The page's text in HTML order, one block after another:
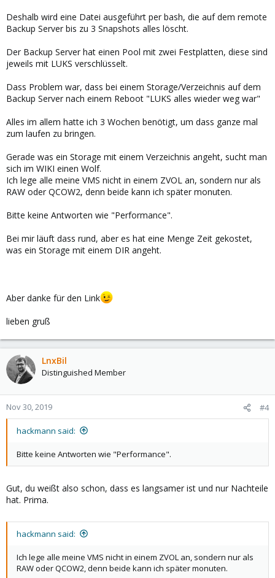
Deshalb wird eine Datei ausgeführt per bash, die auf dem remote
Backup Server bis zu 3 Snapshots alles löscht.
Der Backup Server hat einen Pool mit zwei Festplatten, diese sind
jeweils mit LUKS verschlüsselt.
Dass Problem war, dass bei einem Storage/Verzeichnis auf dem
Backup Server nach einem Reboot "LUKS alles wieder weg war"
Alles im allem hatte ich 3 Wochen benötigt, um dass ganze mal
zum laufen zu bringen.
Gerade was ein Storage mit einem Verzeichnis angeht, sucht man
sich im WIKI einen Wolf.
Ich lege alle meine VMS nicht in einem ZVOL an, sondern nur als
RAW oder QCOW2, denn beide kann ich später monuten.
Bitte keine Antworten wie "Performance".
Bei mir läuft dass rund, aber es hat eine Menge Zeit gekostet,
was ein Storage mit einem DIR angeht.
Aber danke für den Link
lieben gruß
LnxBil
Distinguished Member
Nov 30, 2019 #4
hackmann said:
Bitte keine Antworten wie "Performance".
Gut, du weißt also schon, dass es langsamer ist und nur Nachteile
hat. Prima.
hackmann said:
Ich lege alle meine VMS nicht in einem ZVOL an, sondern nur als
RAW oder QCOW2, denn beide kann ich später monuten.